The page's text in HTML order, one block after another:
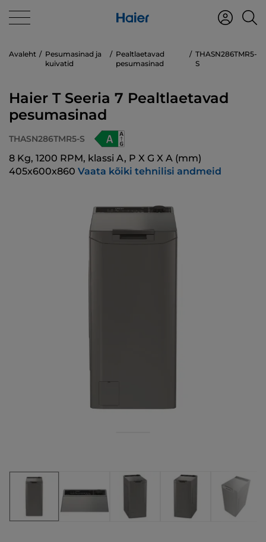
Avaleht
Pesumasinad ja
kuivatid
Pealtlaetavad
pesumasinad
THASN286TMR5-
S
Haier T Seeria 7 Pealtlaetavad
pesumasinad
THASN286TMR5-S
8 Kg, 1200 RPM, klassi A, P X G X A (mm)
405x600x860 Vaata kõiki tehnilisi andmeid